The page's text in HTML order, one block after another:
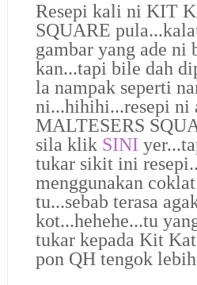
Resepi kali ni KIT
SQUARE
gambar yang ade ni
kan...tapi bile dah
la nampak seperti
ni...hihihi...resepi ni
MALTESERS
sila klik SINI
tukar sikit ini
menggunakan
tu...sebab terasa
kot...hehehe...tu
tukar kepada Kit
pon QH tengok